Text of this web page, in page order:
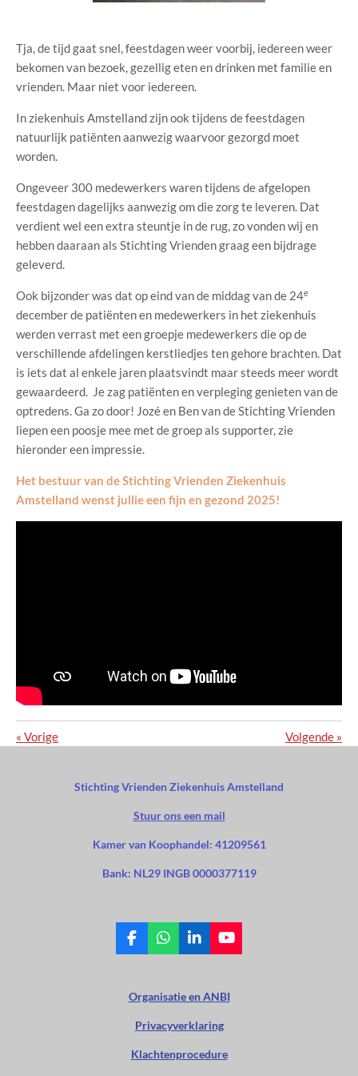
Tja, de tijd gaat snel, feestdagen weer voorbij, iedereen weer
bekomen van bezoek, gezellig eten en drinken met familie en
vrienden. Maar niet voor iedereen.
In ziekenhuis Amstelland zijn ook tijdens de feestdagen
natuurlijk patiënten aanwezig waarvoor gezorgd moet
worden.
Ongeveer 300 medewerkers waren tijdens de afgelopen
feestdagen dagelijks aanwezig om die zorg te leveren. Dat
verdient wel een extra steuntje in de rug, zo vonden wij en
hebben daaraan als Stichting Vrienden graag een bijdrage
geleverd.
Ook bijzonder was dat op eind van de middag van de 24e
december de patiënten en medewerkers in het ziekenhuis
werden verrast met een groepje medewerkers die op de
verschillende afdelingen kerstliedjes ten gehore brachten. Dat
is iets dat al enkele jaren plaatsvindt maar steeds meer wordt
gewaardeerd. Je zag patiënten en verpleging genieten van de
optredens. Ga zo door! Jozé en Ben van de Stichting Vrienden
liepen een poosje mee met de groep als supporter, zie
hieronder een impressie.
Het bestuur van de Stichting Vrienden Ziekenhuis
Amstelland wenst jullie een fijn en gezond 2025!
« Vorige Volgende »
Stichting Vrienden Ziekenhuis Amstelland
Stuur ons een mail
Kamer van Koophandel: 41209561
Bank: NL29 INGB 0000377119
F
a
b
o
W
h
s
p
L
i
e
I
Y
o
u
Organisatie en ANBI
Privacyverklaring
Klachtenprocedure